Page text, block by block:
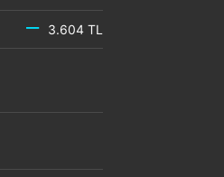
3.604 TL